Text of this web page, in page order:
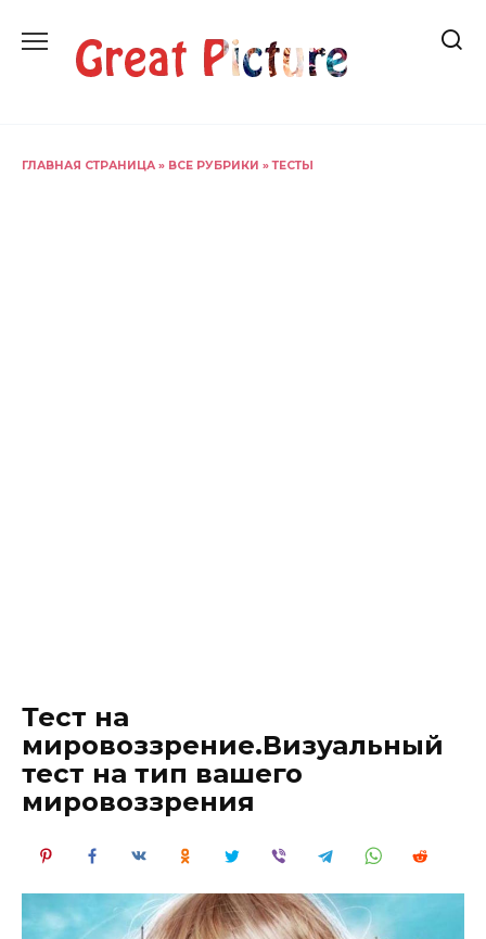
содержанию
ГЛАВНАЯ СТРАНИЦА » ВСЕ РУБРИКИ »ТЕСТЫ
Тест на
мировоззрение.Визуальный
тест на тип вашего
мировоззрения